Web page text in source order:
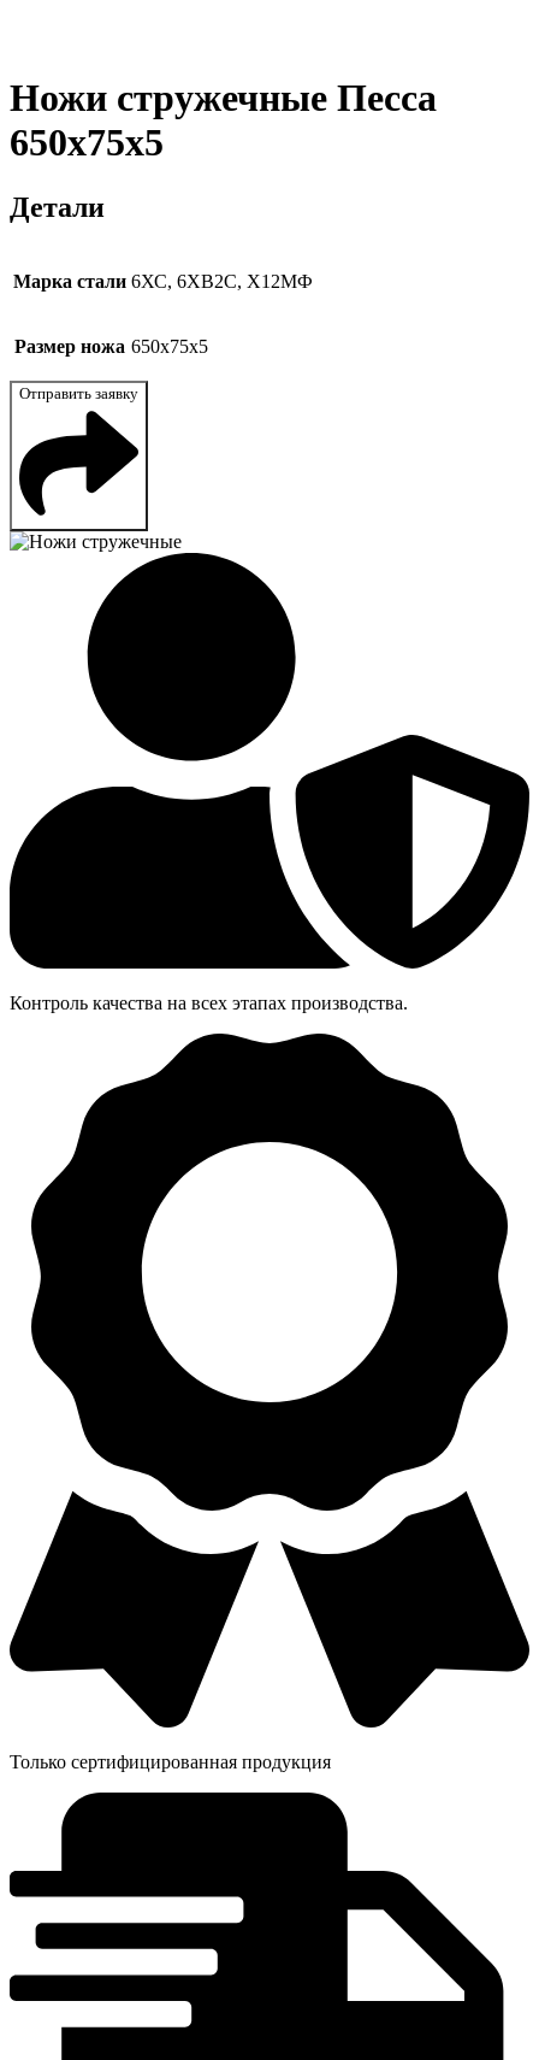
Ножи стружечные Песса
650x75x5
Детали
Марка стали 6ХС, 6ХВ2С, Х12МФ
Размер ножа 650x75x5
Отправить заявку
Контроль качества на всех этапах производства.
Только сертифицированная продукция